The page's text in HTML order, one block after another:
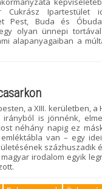
Ipartestület
Pest, Buda és
olyan ünnepi
alapanyagaiban a
a XIII. kerületben, a
is jönnénk,
néhány napig ez
van – egy
százhuszadik
irodalom egyik